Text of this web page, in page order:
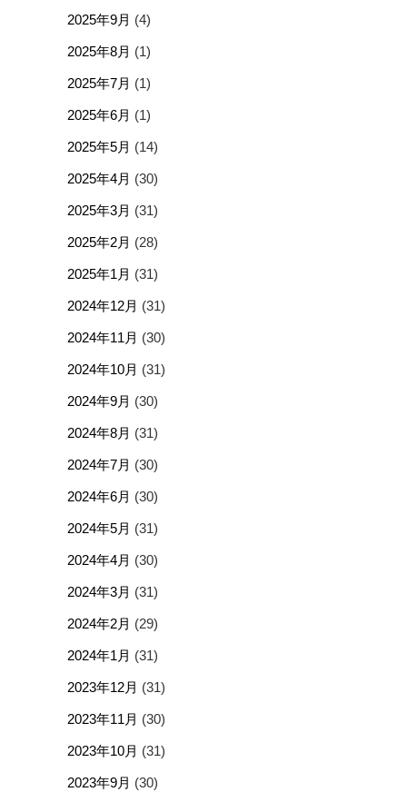
2025年9月 (4)
2025年8月 (1)
2025年7月 (1)
2025年6月 (1)
2025年5月 (14)
2025年4月 (30)
2025年3月 (31)
2025年2月 (28)
2025年1月 (31)
2024年12月 (31)
2024年11月 (30)
2024年10月 (31)
2024年9月 (30)
2024年8月 (31)
2024年7月 (30)
2024年6月 (30)
2024年5月 (31)
2024年4月 (30)
2024年3月 (31)
2024年2月 (29)
2024年1月 (31)
2023年12月 (31)
2023年11月 (30)
2023年10月 (31)
2023年9月 (30)